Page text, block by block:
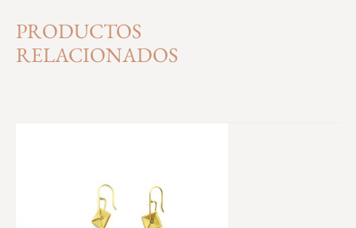
PRODUCTOS
RELACIONADOS